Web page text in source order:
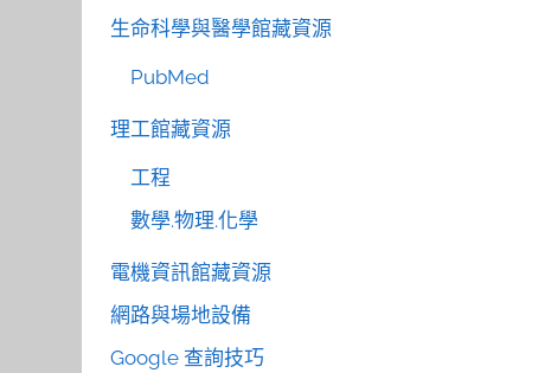
生命科學與醫學館藏資源
PubMed
理工館藏資源
工程
數學.物理.化學
電機資訊館藏資源
網路與場地設備
Google 查詢技巧